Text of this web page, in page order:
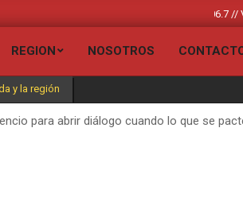
Grupo Liberado - Radio Liberada FM 106.7 //
REGION NOSOTROS
y la región
para abrir diálogo cuando lo que se